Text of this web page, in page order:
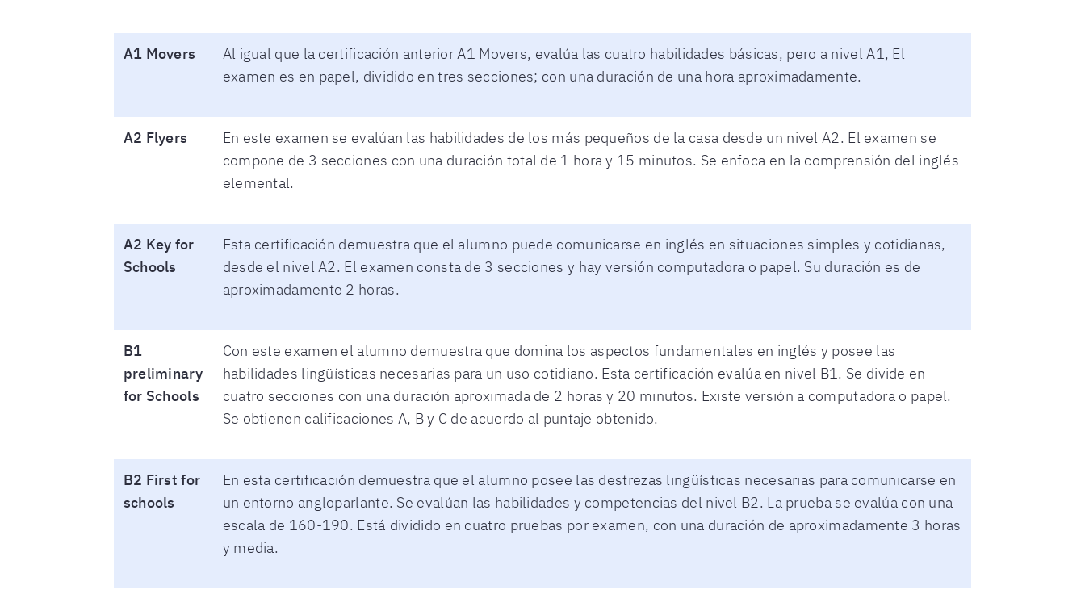
A1 Movers
Al igual que la certificación anterior A1 Movers, evalúa las cuatro habilidades básicas, pero a nivel A1, El
examen es en papel, dividido en tres secciones; con una duración de una hora aproximadamente.
A2 Flyers
En este examen se evalúan las habilidades de los más pequeños de la casa desde un nivel A2. El examen se
compone de 3 secciones con una duración total de 1 hora y 15 minutos. Se enfoca en la comprensión del inglés
elemental.
A2 Key for
Schools
Esta certificación demuestra que el alumno puede comunicarse en inglés en situaciones simples y cotidianas,
desde el nivel A2. El examen consta de 3 secciones y hay versión computadora o papel. Su duración es de
aproximadamente 2 horas.
B1
preliminary
for Schools
Con este examen el alumno demuestra que domina los aspectos fundamentales en inglés y posee las
habilidades lingüísticas necesarias para un uso cotidiano. Esta certificación evalúa en nivel B1. Se divide en
cuatro secciones con una duración aproximada de 2 horas y 20 minutos. Existe versión a computadora o papel.
Se obtienen calificaciones A, B y C de acuerdo al puntaje obtenido.
B2 First for
schools
En esta certificación demuestra que el alumno posee las destrezas lingüísticas necesarias para comunicarse en
un entorno angloparlante. Se evalúan las habilidades y competencias del nivel B2. La prueba se evalúa con una
escala de 160-190. Está dividido en cuatro pruebas por examen, con una duración de aproximadamente 3 horas
y media.